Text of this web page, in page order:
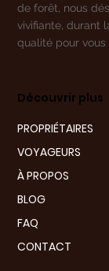
Découvrir plus
PROPRIÉTAIRES
VOYAGEURS
À PROPOS
BLOG
FAQ
CONTACT
de forêt, nous
vivifiante, durant
qualité pour